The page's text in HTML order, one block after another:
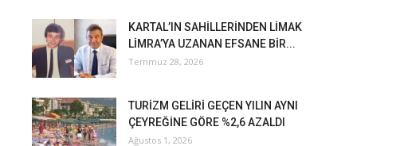
KARTAL’IN SAHİLLERİNDEN LİMAK
LİMRA’YA UZANAN EFSANE BİR...
Temmuz 28, 2026
TURİZM GELİRİ GEÇEN YILIN AYNI
ÇEYREĞİNE GÖRE %2,6 AZALDI
Ağustos 1, 2026